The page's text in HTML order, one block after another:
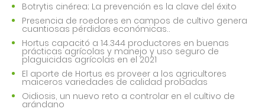
Botrytis cinérea; La prevención es la clave del éxito
Presencia de roedores en campos de cultivo genera
cuantiosas pérdidas económicas..
Hortus capacitó a 14.344 productores en buenas
prácticas agrícolas y manejo y uso seguro de
plaguicidas agrícolas en el 2021
El aporte de Hortus es proveer a los agricultores
maiceros variedades de calidad probadas
Oidiosis, un nuevo reto a controlar en el cultivo de
arándano